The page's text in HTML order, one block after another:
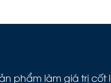
phẩm làm giá trị